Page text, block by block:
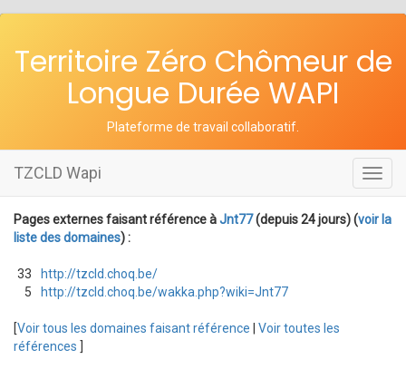
Territoire Zéro Chômeur de
Longue Durée WAPI
Plateforme de travail collaboratif
TZCLD Wapi
Pages externes faisant référence àJnt77(depuis 24 jours) (voir la
liste des domaines) :
33
http://tzcld.choq.be/
5
http://tzcld.choq.be/wakka.php?wiki=Jnt77
[Voir tous les domaines faisant référence
Voir toutes les
références